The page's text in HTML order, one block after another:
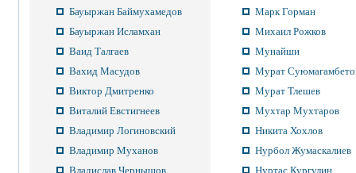
Бауыржан Баймухамедов
Бауыржан Исламхан
Ваид Талгаев
Вахид Масудов
Виктор Дмитренко
Виталий Евстигнеев
Владимир Логиновский
Владимир Муханов
Владислав Чернышов
Марк Горман
Михаил Рожков
Мунайши
Мурат
Мурат Тлешев
Мухтар Мухтаров
Никита Хохлов
Нурбол Жумаскалиев
Нуртас Кургулин